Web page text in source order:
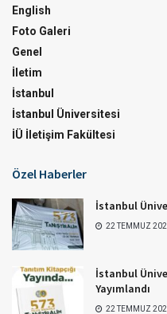
English
Foto Galeri
Genel
İletim
İstanbul
İstanbul Üniversitesi
İÜ İletişim Fakültesi
Özel Haberler
İstanbul
22 TEMMUZ
İstanbul
Yayımlandı
22 TEMMUZ